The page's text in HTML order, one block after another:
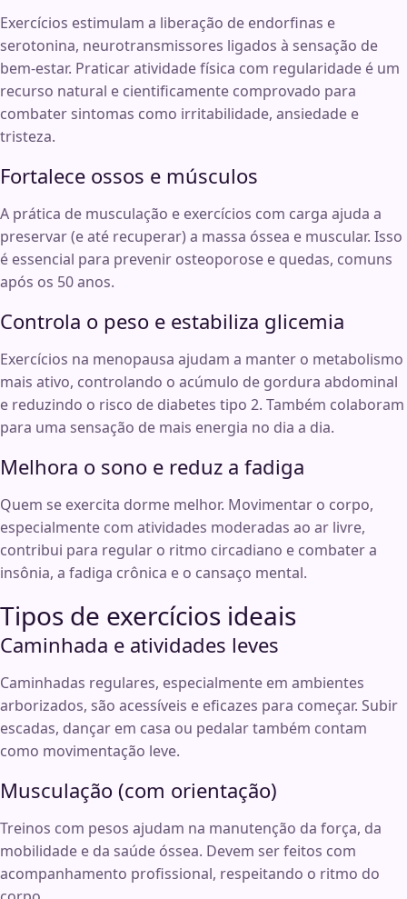
Exercícios estimulam a liberação de endorfinas e
serotonina, neurotransmissores ligados à sensação de
bem-estar. Praticar atividade física com regularidade é um
recurso natural e cientificamente comprovado para
combater sintomas como irritabilidade, ansiedade e
tristeza.
Fortalece ossos e músculos
A prática de musculação e exercícios com carga ajuda a
preservar (e até recuperar) a massa óssea e muscular. Isso
é essencial para prevenir osteoporose e quedas, comuns
após os 50 anos.
Controla o peso e estabiliza glicemia
Exercícios na menopausa ajudam a manter o metabolismo
mais ativo, controlando o acúmulo de gordura abdominal
e reduzindo o risco de diabetes tipo 2. Também colaboram
para uma sensação de mais energia no dia a dia.
Melhora o sono e reduz a fadiga
Quem se exercita dorme melhor. Movimentar o corpo,
especialmente com atividades moderadas ao ar livre,
contribui para regular o ritmo circadiano e combater a
insônia, a fadiga crônica e o cansaço mental.
Tipos de exercícios ideais
Caminhada e atividades leves
Caminhadas regulares, especialmente em ambientes
arborizados, são acessíveis e eficazes para começar. Subir
escadas, dançar em casa ou pedalar também contam
como movimentação leve.
Musculação (com orientação)
Treinos com pesos ajudam na manutenção da força, da
mobilidade e da saúde óssea. Devem ser feitos com
acompanhamento profissional, respeitando o ritmo do